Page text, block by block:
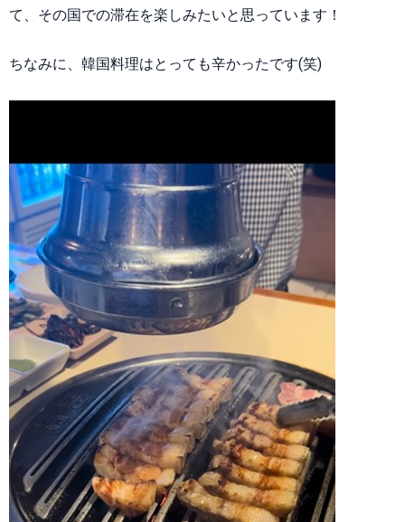
て、その国での滞在を楽しみたいと思っています！
ちなみに、韓国料理はとっても辛かったです(笑)